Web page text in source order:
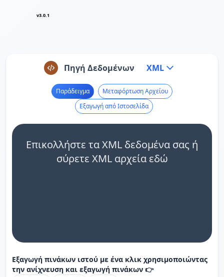
v3.0.1
Πηγή Δεδομένων XML
Παράδειγμα
Μεταφόρτωση Αρχείου
Εξαγωγή από Ιστοσελίδα
Επικολλήστε τα XML δεδομένα σας ή
σύρετε XML αρχεία εδώ
Εξαγωγή πινάκων ιστού με ένα κλικ χρησιμοποιώντας
την ανίχνευση και εξαγωγή πινάκων 👉